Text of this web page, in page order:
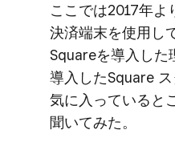
ここでは​2017年よ
決済端末を​使用し
Squareを​導入した​
導入した​Square
気に入っている​と
聞いてみた。